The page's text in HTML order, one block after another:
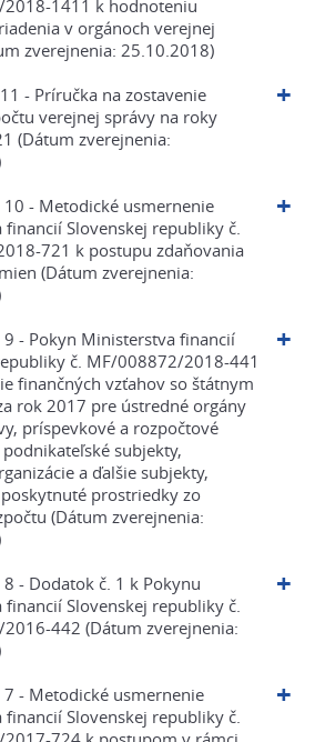
1411 k hodnoteniu
v orgánoch verejnej
zverejnenia: 25.10.2018)
- Príručka na zostavenie
verejnej správy na roky
(Dátum zverejnenia:
10 - Metodické usmernenie
financií Slovenskej republiky č.
721 k postupu zdaňovania
(Dátum zverejnenia:
9 - Pokyn Ministerstva financií
č. MF/008872/2018-441
finančných vzťahov so štátnym
rok 2017 pre ústredné orgány
príspevkové a rozpočtové
subjekty,
a ďalšie subjekty,
prostriedky zo
(Dátum zverejnenia:
8 - Dodatok č. 1 k Pokynu
financií Slovenskej republiky č.
442 (Dátum zverejnenia:
7 - Metodické usmernenie
financií Slovenskej republiky č.